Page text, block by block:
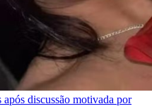
após discussão motivada por